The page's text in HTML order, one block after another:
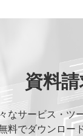
資料
なサービス・ツ
料でダウンロー